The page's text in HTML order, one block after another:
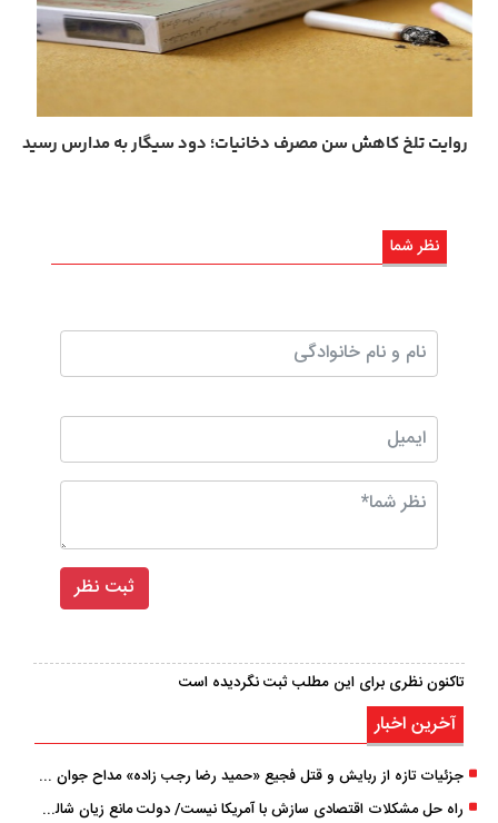
روایت تلخ کاهش سن مصرف دخانیات؛ دود سیگار به مدارس رسید
نظر شما
تاکنون نظری برای این مطلب ثبت نگردیده است
آخرین اخبار
جزئیات تازه از ربایش و قتل فجیع «حمید رضا رجب زاده» مداح جوان تهرانی؛ ۴ متهم بازداشت شدند
راه حل مشکلات اقتصادی سازش با آمریکا نیست/ دولت مانع زیان شالیکاران شود